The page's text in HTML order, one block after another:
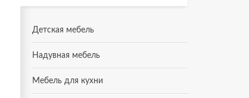
Детская мебель
Надувная мебель
Мебель для кухни